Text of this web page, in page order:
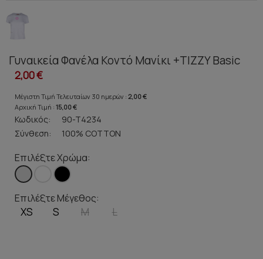
Γυναικεία Φανέλα Κοντό Μανίκι +TIZZY Basic
2,00 €
Μέγιστη Τιμή Τελευταίων 30 ημερών : 2,00 €
Αρχική Τιμή : 15,00 €
Κωδικός:
90-T4234
Σύνθεση:
100% COTTΟΝ
Επιλέξτε Χρώμα:
Επιλέξτε Μέγεθος:
XS S M L